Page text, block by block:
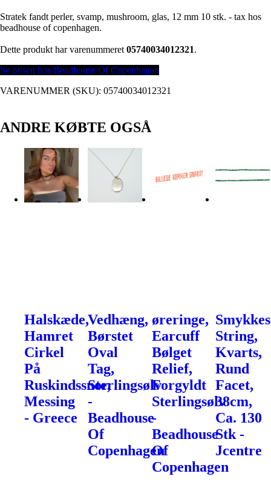
Stratek fandt perler, svamp, mushroom, glas, 12 mm 10 stk. - tax hos
beadhouse of copenhagen.
Dette produkt har varenummeret 05740034012321.
Se prisen hos Beadhouse Of Copenhagen
VARENUMMER (SKU): 05740034012321
ANDRE KØBTE OGSÅ
Halskæde,
Hamret
Cirkel
På
Ruskindssnor,
Messing
- Greece
Vedhæng,
Børstet
Oval
Tag,
Sterlingsølv
-
Beadhouse
Of
Copenhagen
øreringe,
Earcuff
Bølget
Relief,
Forgyldt
Sterlingsølv
-
Beadhouse
Of
Copenhagen
String,
Kvarts,
Rund
Facet,
38cm,
Ca. 130
Stk -
Jcentre